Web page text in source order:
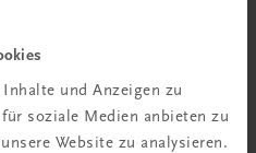
und Anzeigen zu
soziale Medien anbieten zu
Website zu analysieren.